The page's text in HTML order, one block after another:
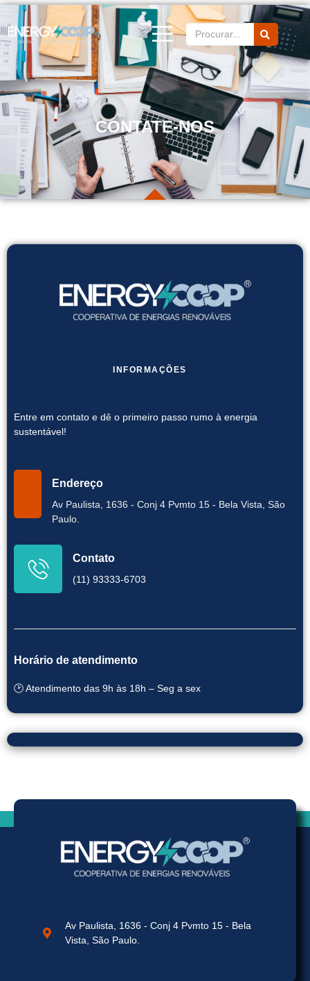
CONTATE-NOS
INFORMAÇÕES
Entre em contato e dê o primeiro passo rumo à energia
sustentável!
Endereço
Av Paulista, 1636 - Conj 4 Pvmto 15 - Bela Vista, São
Paulo.
Contato
(11) 93333-6703
Horário de atendimento
🕑 Atendimento das 9h às 18h – Seg a sex
Av Paulista, 1636 - Conj 4 Pvmto 15 - Bela
Vista, São Paulo.